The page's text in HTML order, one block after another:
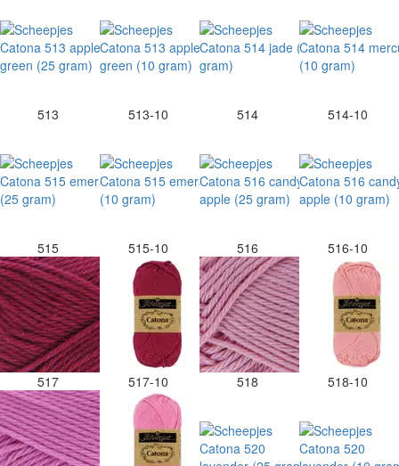
513 513-10 514 514-10
515 515-10 516 516-10
517 517-10 518 518-10